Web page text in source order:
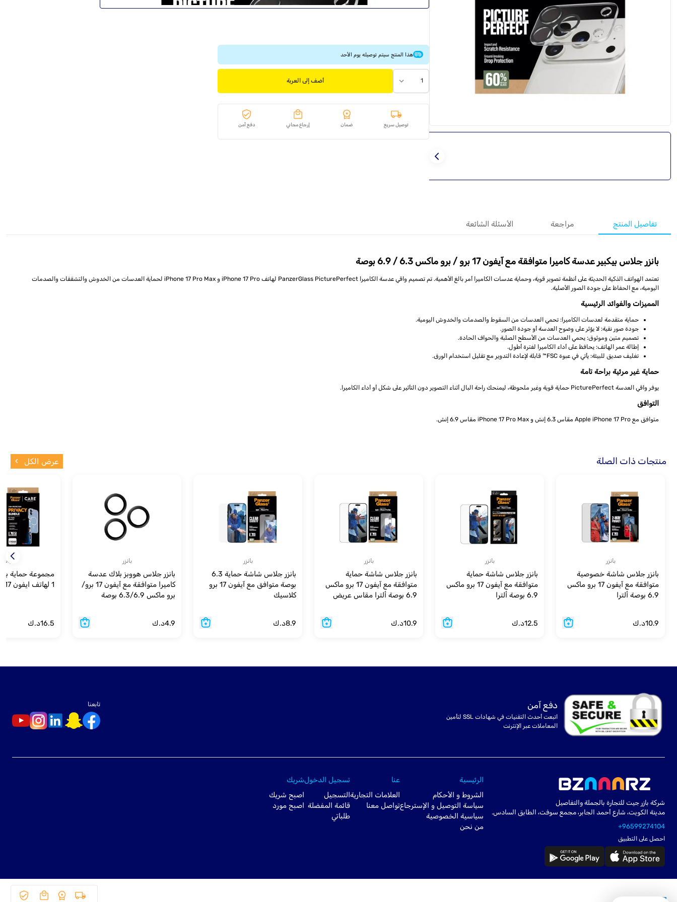
هذا المنتج سيتم توصيله يوم الأحد
1 أضف إلى العربة
توصيل سريع ضمان إرجاع مجاني دفع آمن
تفاصيل المنتج مراجعة الأسئلة الشائعة
بانزر جلاس بيكبير عدسة كاميرا متوافقة مع آيفون 17 برو / برو ماكس 6.3 / 6.9 بوصة
تعتمد الهواتف الذكية الحديثة على أنظمة تصوير قوية، وحماية عدسات الكاميرا أمر بالغ الأهمية. تم تصميم واقي عدسة الكاميرا PanzerGlass PicturePerfect لهاتف iPhone 17 Pro و iPhone 17 Pro Max لحماية العدسات من الخدوش والتشققات والصدمات
اليومية، مع الحفاظ على جودة الصور الأصلية.
المميزات والفوائد الرئيسية
حماية متقدمة لعدسات الكاميرا: تحمي العدسات من السقوط والصدمات والخدوش اليومية.
جودة صور نقية: لا يؤثر على وضوح العدسة أو جودة الصور.
تصميم متين وموثوق: يحمي العدسات من الأسطح الصلبة والحواف الحادة.
إطالة عمر الهاتف: يحافظ على أداء الكاميرا لفترة أطول.
تغليف صديق للبيئة: يأتي في عبوة FSC™ قابلة لإعادة التدوير مع تقليل استخدام الورق.
حماية غير مرئية براحة تامة
يوفر واقي العدسة PicturePerfect حماية قوية وغير ملحوظة، ليمنحك راحة البال أثناء التصوير دون التأثير على شكل أو أداء الكاميرا.
التوافق
متوافق مع Apple iPhone 17 Pro مقاس 6.3 إنش و iPhone 17 Pro Max مقاس 6.9 إنش.
منتجات ذات الصلة عرض الكل
بانزر
بانزر جلاس شاشة خصوصية
متوافقة مع آيفون 17 برو ماكس
6.9 بوصة ألترا
10.9د.ك
بانزر
بانزر جلاس شاشة حماية
متوافقة مع آيفون 17 برو ماكس
6.9 بوصة ألترا
12.5د.ك
بانزر
بانزر جلاس شاشة حماية
متوافقة مع آيفون 17 برو ماكس
6.9 بوصة ألترا مقاس عريض
10.9د.ك
بانزر
بانزر جلاس شاشة حماية 6.3
بوصة متوافق مع آيفون 17 برو
كلاسيك
8.9د.ك
بانزر
بانزر جلاس هووبز بلاك عدسة
كاميرا متوافقة مع آيفون 17 برو/
برو ماكس 6.3/6.9 بوصة
4.9د.ك
بانزر
1 لهاتف ايفون 17 - شفاف
16.5د.ك
دفع آمن
اتبعت أحدث التقنيات في شهادات SSL لتأمين
المعاملات عبر الإنترنت
تابعنا
شركة بازر جيت للتجارة بالجملة والتفاصيل
مدينة الكويت، شارع أحمد الجابر، مجمع سوفت، الطابق السادس.
+96599274104
احصل على التطبيق
الرئيسية
الشروط و الأحكام
سياسة التوصيل و الإسترجاع
سياسية الخصوصية
من نحن
عنا
العلامات التجارية
تواصل معنا
تسجيل الدخول
التسجيل
قائمة المفضلة
طلباتي
شريك
اصبح شريك
اصبح مورد